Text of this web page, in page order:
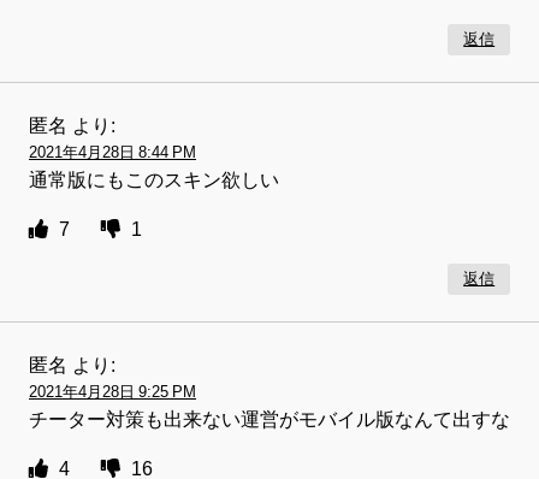
返信
匿名 より:
2021年4月28日 8:44 PM
通常版にもこのスキン欲しい
7 1
返信
匿名 より:
2021年4月28日 9:25 PM
チーター対策も出来ない運営がモバイル版なんて出すな
4 16